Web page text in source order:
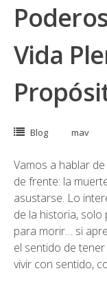
Vida
Blog mav
Vamos a hablar
de frente: la
asustarse. Lo
de la historia,
para morir… si
el sentido de
vivir con sentido,